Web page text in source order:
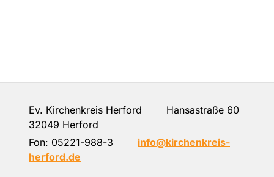
Ev. Kirchenkreis Herford Hansastraße 60
32049 Herford
Fon: 05221-988-3
info@kirchenkreis-
herford.de